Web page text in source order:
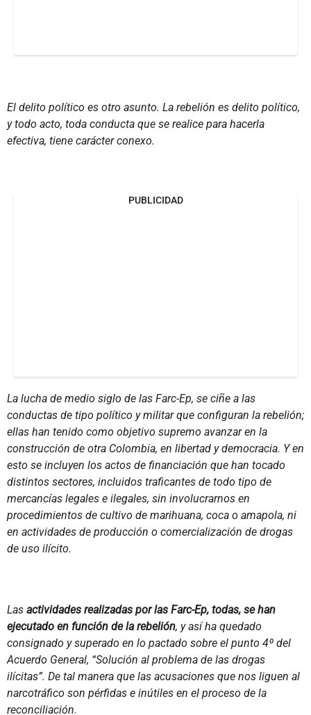
El delito político es otro asunto. La rebelión es delito político,
y todo acto, toda conducta que se realice para hacerla
efectiva, tiene carácter conexo.
PUBLICIDAD
La lucha de medio siglo de las Farc-Ep, se ciñe a las
conductas de tipo político y militar que configuran la rebelión;
ellas han tenido como objetivo supremo avanzar en la
construcción de otra Colombia, en libertad y democracia. Y en
esto se incluyen los actos de financiación que han tocado
distintos sectores, incluidos traficantes de todo tipo de
mercancías legales e ilegales, sin involucrarnos en
procedimientos de cultivo de marihuana, coca o amapola, ni
en actividades de producción o comercialización de drogas
de uso ilícito.
Las actividades realizadas por las Farc-Ep, todas, se han
ejecutado en función de la rebelión, y así ha quedado
consignado y superado en lo pactado sobre el punto 4º del
Acuerdo General, “Solución al problema de las drogas
ilícitas”. De tal manera que las acusaciones que nos liguen al
narcotráfico son pérfidas e inútiles en el proceso de la
reconciliación.